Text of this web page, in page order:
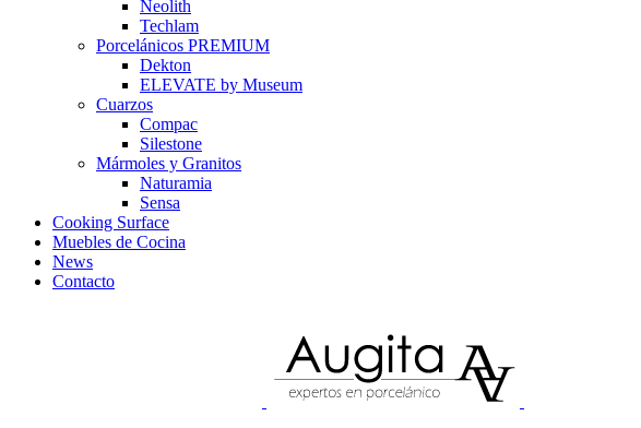
Neolith
Techlam
Porcelánicos PREMIUM
Dekton
ELEVATE by Museum
Cuarzos
Compac
Silestone
Mármoles y Granitos
Naturamia
Sensa
Cooking Surface
Muebles de Cocina
News
Contacto